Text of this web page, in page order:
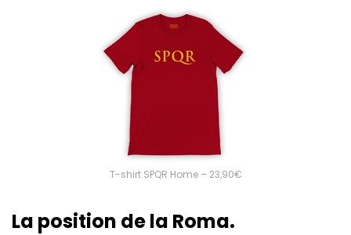
T-shirt SPQR Home – 23,90€
La position de la Roma.